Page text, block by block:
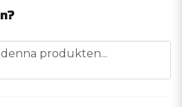
produkten...